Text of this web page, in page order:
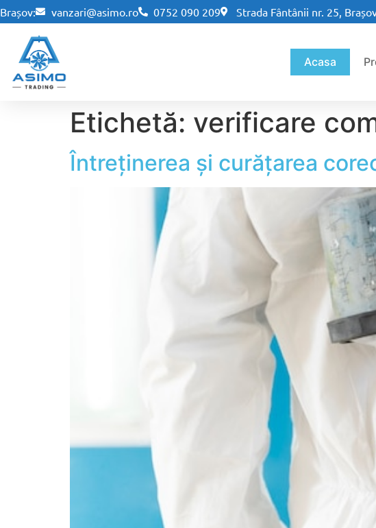
Brașov: vanzari@asimo.ro 0752 090 209 Strada Fântânii nr. 25,
Acasa
Etichetă: verificare
Întreținerea și curățarea